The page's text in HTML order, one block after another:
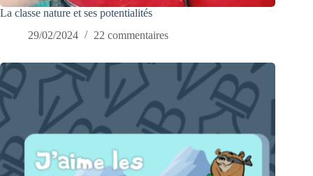
La classe nature et ses potentialités
29/02/2024
22 commentaires